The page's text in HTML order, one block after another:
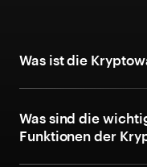
Was ist die
Was sind die
Funktionen der